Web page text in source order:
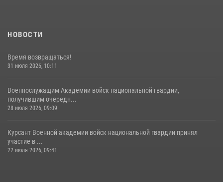
НОВОСТИ
Время возвращаться!
31 июля 2026, 10:11
Военнослужащим Академии войск национальной гвардии,
получившим очередн...
28 июля 2026, 09:09
Курсант Военной академии войск национальной гвардии принял
участие в ...
22 июля 2026, 09:41